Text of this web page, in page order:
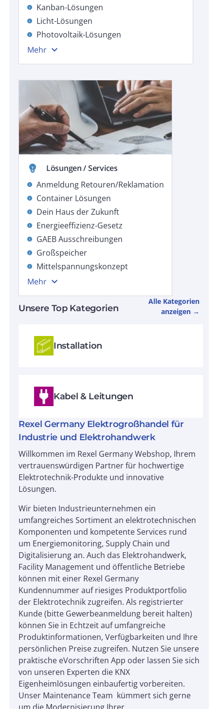
info Kanban-Lösungen
info Licht-Lösungen
info
Photovoltaik-Lösungen
Mehr expand_more
emoji_objects Lösungen / Services
info Anmeldung Retouren/Reklamation
info Container Lösungen
info Dein Haus der Zukunft
info Energieeffizienz-Gesetz
info GAEB Ausschreibungen
info Großspeicher
info
Mittelspannungskonzept
Mehr expand_more
Unsere Top Kategorien
Alle Kategorien
anzeigen →
Installation
Kabel & Leitungen
Rexel Germany Elektrogroßhandel für
Industrie und Elektrohandwerk
Willkommen im Rexel Germany Webshop, Ihrem
vertrauenswürdigen Partner für hochwertige
Elektrotechnik-Produkte und innovative
Lösungen.
Wir bieten Industrieunternehmen ein
umfangreiches Sortiment an elektrotechnischen
Komponenten und kompetente Services rund
um Energiemonitoring, Supply Chain und
Digitalisierung an. Auch das Elektrohandwerk,
Facility Management und öffentliche Betriebe
können mit einer Rexel Germany
Kundennummer auf riesiges Produktportfolio
der Elektrotechnik zugreifen. Als registrierter
Kunde (bitte Gewerbeanmeldung bereit halten)
können Sie in Echtzeit auf umfangreiche
Produktinformationen, Verfügbarkeiten und Ihre
persönlichen Preise zugreifen. Nutzen Sie unsere
praktische eVorschriften App oder lassen Sie sich
von unseren Experten die KNX
Eigenheimlösungen einbaufertig vorbereiten.
Unser Maintenance Team kümmert sich gerne